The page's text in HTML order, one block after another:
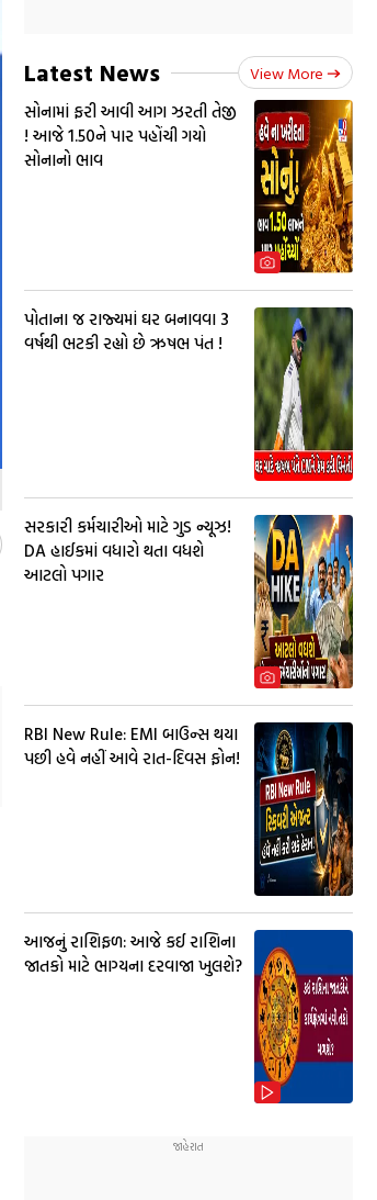
Latest News View More
સોનામાં ફરી આવી આગ ઝરતી તેજી
! આજે 1.50ને પાર પહોંચી ગયો
સોનાનો ભાવ
પોતાના જ રાજ્યમાં ઘર બનાવવા 3
વર્ષથી ભટકી રહ્યો છે ઋષભ પંત !
સરકારી કર્મચારીઓ માટે ગુડ ન્યૂઝ!
DA હાઈકમાં વધારો થતા વધશે
આટલો પગાર
RBI New Rule: EMI બાઉન્સ થયા
પછી હવે નહીં આવે રાત-દિવસ ફોન!
આજનું રાશિફળ: આજે કઈ રાશિના
જાતકો માટે ભાગ્યના દરવાજા ખુલશે?